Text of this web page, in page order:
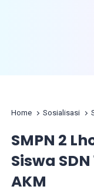
Home Sosialisasi
SMPN 2
Siswa
AKM